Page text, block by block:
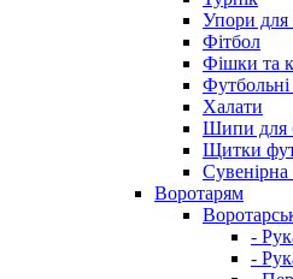
Упори для
Фітбол
Фішки та
Футбольні
Халати
Шипи для
Щитки
Сувенірна
Воротарям
-
-